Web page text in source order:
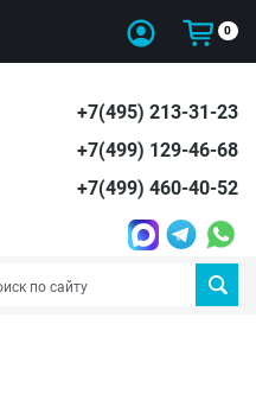
0
+7(495) 213-31-23
+7(499) 129-46-68
+7(499) 460-40-52